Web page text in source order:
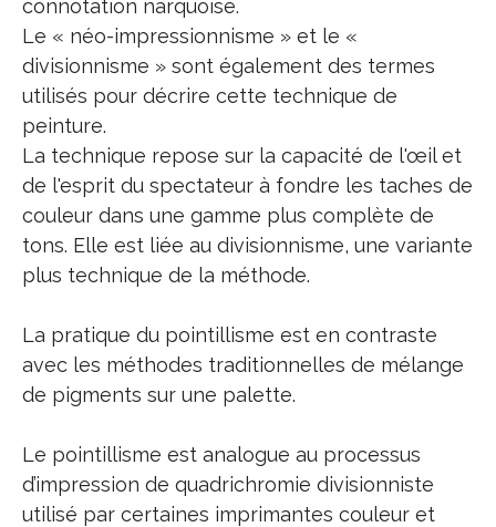
connotation narquoise.
Le « néo-impressionnisme » et le «
divisionnisme » sont également des termes
utilisés pour décrire cette technique de
peinture.
La technique repose sur la capacité de l'œil et
de l'esprit du spectateur à fondre les taches de
couleur dans une gamme plus complète de
tons. Elle est liée au divisionnisme, une variante
plus technique de la méthode.
La pratique du pointillisme est en contraste
avec les méthodes traditionnelles de mélange
de pigments sur une palette.
Le pointillisme est analogue au processus
d’impression de quadrichromie divisionniste
utilisé par certaines imprimantes couleur et